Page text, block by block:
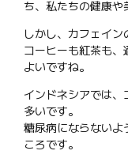
ち、私たちの健康や
しかし、カフェイン
コーヒーも紅茶も
よいですね。
インドネシアでは
多いです。
糖尿病にならないよ
ころです。